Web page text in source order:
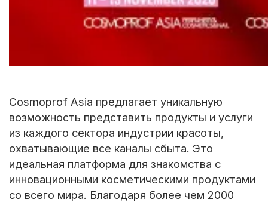
Cosmoprof Asia предлагает уникальную
возможность представить продукты и услуги
из каждого сектора индустрии красоты,
охватывающие все каналы сбыта. Это
идеальная платформа для знакомства с
инновационными косметическими продуктами
со всего мира. Благодаря более чем 2000